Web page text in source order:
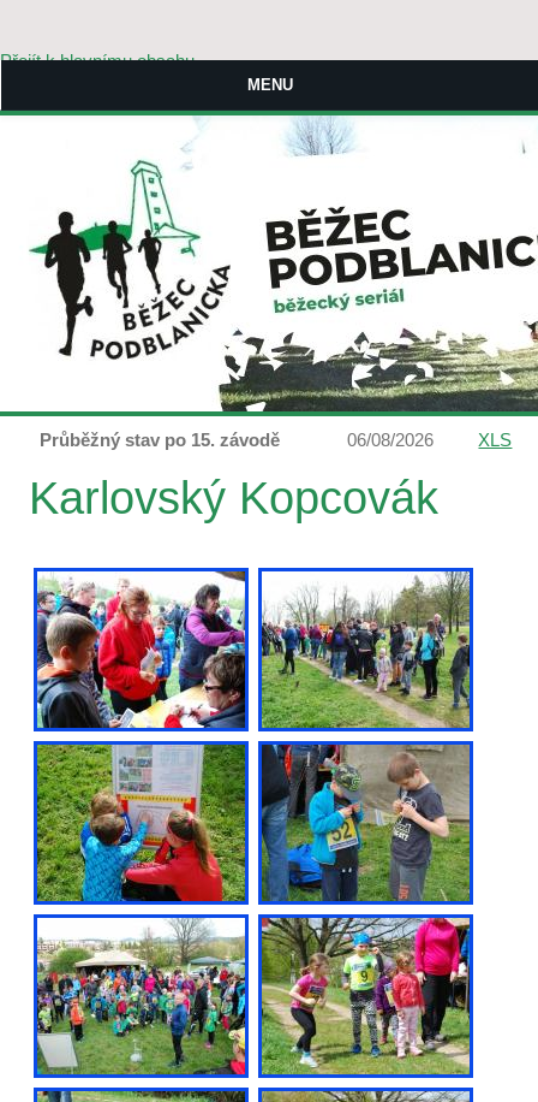
Přejít k hlavnímu obsahu
MENU
Průběžný stav po 15. závodě 06/08/2026 XLS
Karlovský Kopcovák